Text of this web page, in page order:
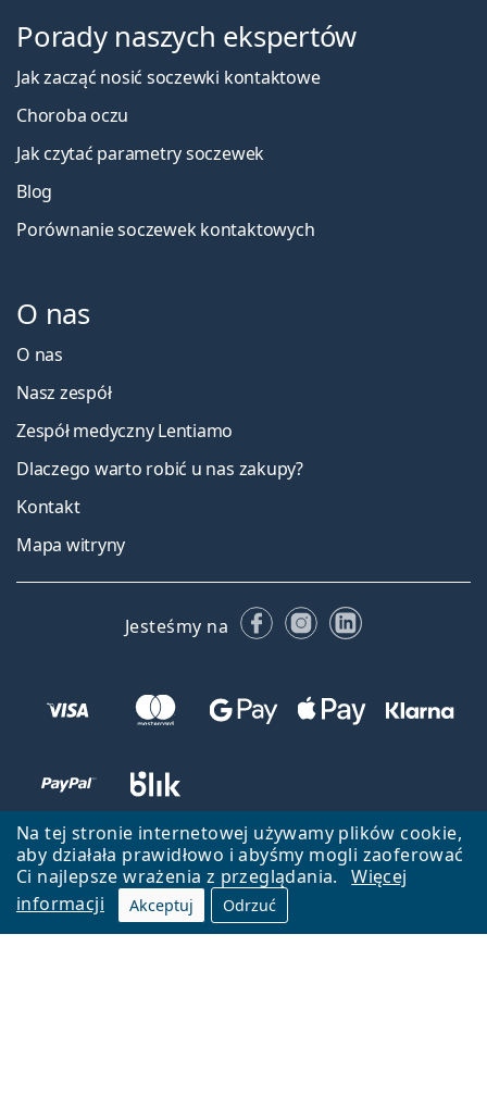
Na tej stronie internetowej używamy plików cookie,
aby działała prawidłowo i abyśmy mogli zaoferować
Ci najlepsze wrażenia z przeglądania.
Więcej
informacji
Akceptuj Odrzuć
Porady naszych ekspertów
Jak zacząć nosić soczewki kontaktowe
Choroba oczu
Jak czytać parametry soczewek
Blog
Porównanie soczewek kontaktowych
O nas
O nas
Nasz zespół
Zespół medyczny Lentiamo
Dlaczego warto robić u nas zakupy?
Kontakt
Mapa witryny
Jesteśmy na FacebookuInstagramie
LinkedIn
Wróć do strony głównej